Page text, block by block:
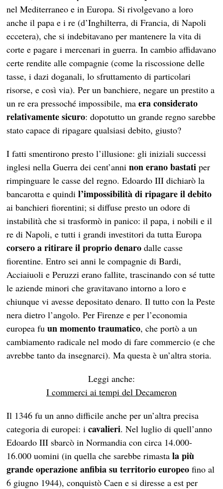
nel Mediterraneo e in Europa. Si rivolgevano a loro
anche il papa e i re (d’Inghilterra, di Francia, di Napoli
eccetera), che si indebitavano per mantenere la vita di
corte e pagare i mercenari in guerra. In cambio affidavano
certe rendite alle compagnie (come la riscossione delle
tasse, i dazi doganali, lo sfruttamento di particolari
risorse, e così via). Per un banchiere, negare un prestito a
un re era pressoché impossibile, maera considerato
relativamente sicuro: dopotutto un grande regno sarebbe
stato capace di ripagare qualsiasi debito, giusto?
I fatti smentirono presto l’illusione: gli iniziali successi
inglesi nella Guerra dei cent’anninon erano bastati per
rimpinguare le casse del regno. Edoardo III dichiarò la
bancarotta e quindil’impossibilità di ripagare il debito
ai banchieri fiorentini; si diffuse presto un odore di
instabilità che si trasformò in panico: il papa, i nobili e il
re di Napoli, e tutti i grandi investitori da tutta Europa
corsero a ritirare il proprio denaro dalle casse
fiorentine. Entro sei anni le compagnie di Bardi,
Acciaiuoli e Peruzzi erano fallite, trascinando con sé tutte
le aziende minori che gravitavano intorno a loro e
chiunque vi avesse depositato denaro. Il tutto con la Peste
nera dietro l’angolo. Per Firenze e per l’economia
europea fuun momento traumatico, che portò a un
cambiamento radicale nel modo di fare commercio (e che
avrebbe tanto da insegnarci). Ma questa è un’altra storia.
Leggi anche:
I commerci ai tempi del Decameron
Il 1346 fu un anno difficile anche per un’altra precisa
categoria di europei: icavalieri. Nel luglio di quell’anno
Edoardo III sbarcò in Normandia con circa 14.000-
16.000 uomini (in quella che sarebbe rimastala più
grande operazione anfibia su territorio europeo fino al
6 giugno 1944), conquistò Caen e si diresse a est per